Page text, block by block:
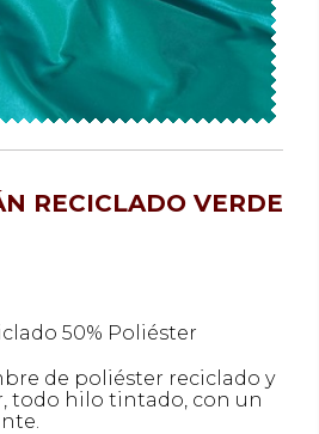
RECICLADO VERDE
50% Poliéster
de poliéster reciclado y
todo hilo tintado, con un